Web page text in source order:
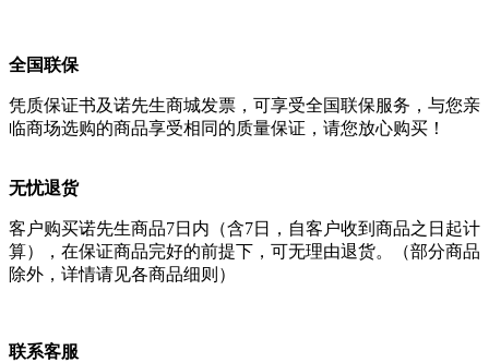
全国联保
凭质保证书及诺先生商城发票，可享受全国联保服务，与您亲
临商场选购的商品享受相同的质量保证，请您放心购买！
无忧退货
客户购买诺先生商品7日内（含7日，自客户收到商品之日起计
算），在保证商品完好的前提下，可无理由退货。（部分商品
除外，详情请见各商品细则）
联系客服